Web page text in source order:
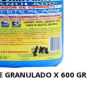
GRANULADO X 600 GR